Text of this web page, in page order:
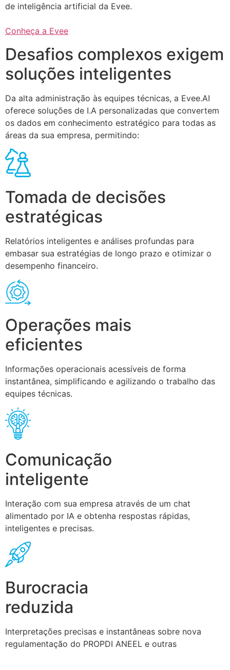
de inteligência artificial da Evee.
Conheça a Evee
Desafios complexos exigem
soluções inteligentes
Da alta administração às equipes técnicas, a Evee.AI
oferece soluções de I.A personalizadas que convertem
os dados em conhecimento estratégico para todas as
áreas da sua empresa, permitindo:
Tomada de decisões
estratégicas
Relatórios inteligentes e análises profundas para
embasar sua estratégias de longo prazo e otimizar o
desempenho financeiro.
Operações mais
eficientes
Informações operacionais acessíveis de forma
instantânea, simplificando e agilizando o trabalho das
equipes técnicas.
Comunicação
inteligente
Interação com sua empresa através de um chat
alimentado por IA e obtenha respostas rápidas,
inteligentes e precisas.
Burocracia
reduzida
Interpretações precisas e instantâneas sobre nova
regulamentação do PROPDI ANEEL e outras